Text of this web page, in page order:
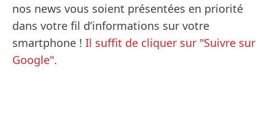
nos news vous soient présentées en priorité
dans votre fil d’informations sur votre
smartphone ! Il suffit de cliquer sur "Suivre sur
Google".